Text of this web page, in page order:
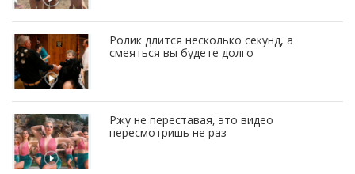
Ролик длится несколько секунд, а
смеяться вы будете долго
Ржу не переставая, это видео
пересмотришь не раз